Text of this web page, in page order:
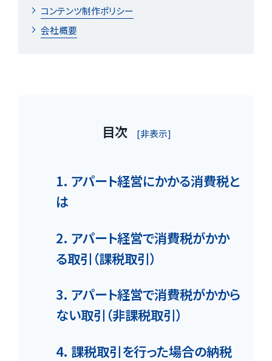
コンテンツ制作ポリシー
会社概要
目次 [非表示]
1. アパート経営にかかる消費税と
は
2. アパート経営で消費税がかか
る取引（課税取引）
3. アパート経営で消費税がかから
ない取引（非課税取引）
4. 課税取引を行った場合の納税